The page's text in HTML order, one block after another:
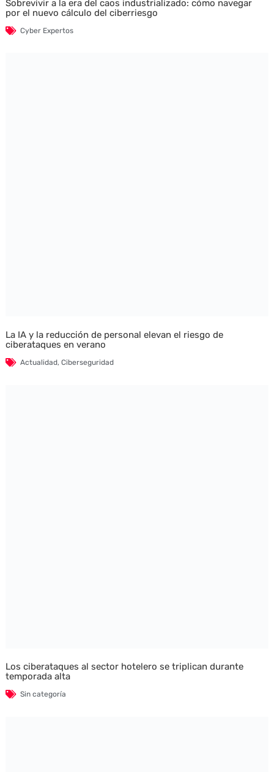
Sobrevivir a la era del caos industrializado: cómo navegar
por el nuevo cálculo del ciberriesgo
Cyber Expertos
La IA y la reducción de personal elevan el riesgo de
ciberataques en verano
Actualidad, Ciberseguridad
Los ciberataques al sector hotelero se triplican durante
temporada alta
Sin categoría